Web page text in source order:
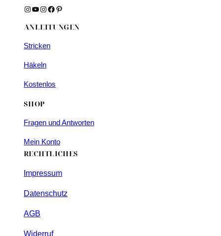
Instagram YouTube Instagram Facebook Pinterest
ANLEITUNGEN
Stricken
Häkeln
Kostenlos
SHOP
Fragen und Antworten
Mein Konto
RECHTLICHES
Impressum
Datenschutz
AGB
Widerruf